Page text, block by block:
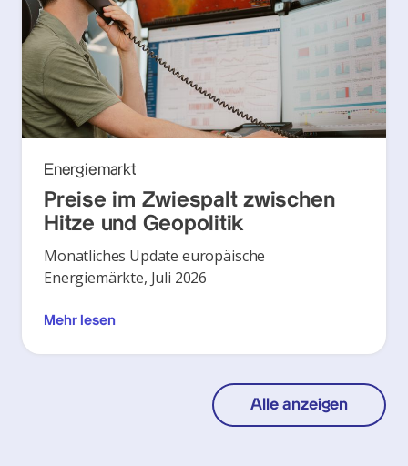
Energiemarkt
Preise im Zwiespalt zwischen
Hitze und Geopolitik
Monatliches Update europäische
Energiemärkte, Juli 2026
Mehr lesen
Alle anzeigen